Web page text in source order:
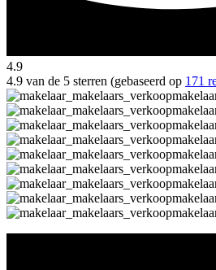
4.9
4.9 van de 5 sterren (gebaseerd op 171